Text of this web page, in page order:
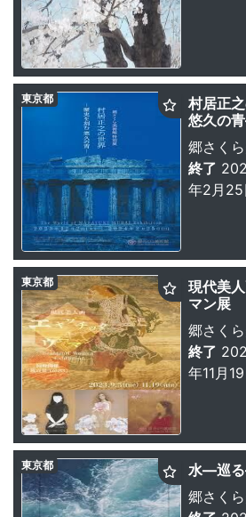
村居正
悠久の
郷さく
終了
年2月25
東京都
現代美
マン展
郷さく
終了
年11月
東京都
水—巡
郷さく
東京都